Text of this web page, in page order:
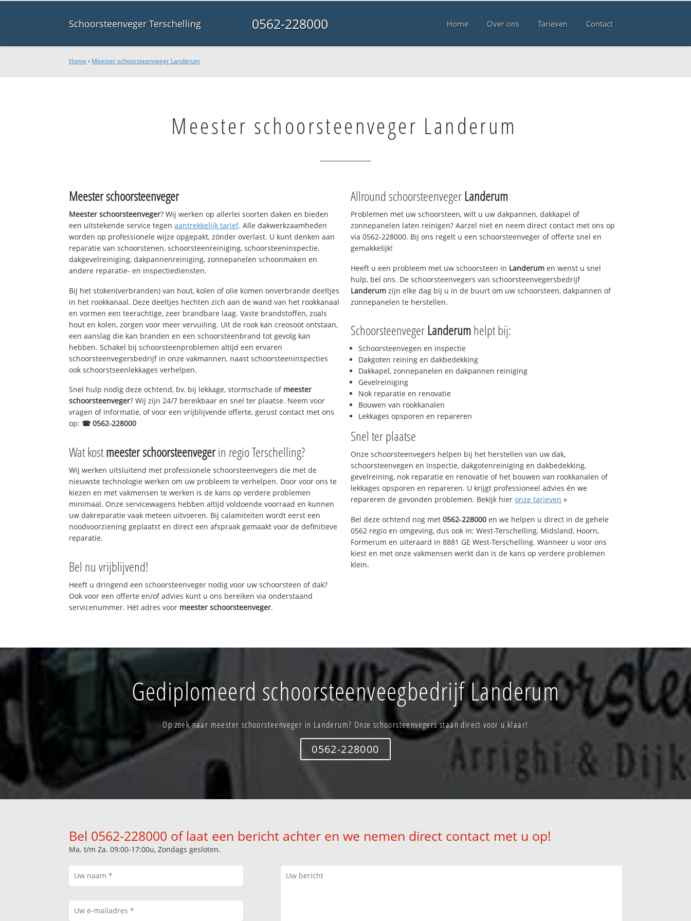
Schoorsteenveger Terschelling 0562-228000 Home Over ons Tarieven Contact
Home › Meester schoorsteenveger Landerum
Meester schoorsteenveger Landerum
Meester schoorsteenveger
Meester schoorsteenveger? Wij werken op allerlei soorten daken en bieden
een uitstekende service tegenaantrekkelijk tarief. Alle dakwerkzaamheden
worden op professionele wijze opgepakt, zónder overlast. U kunt denken aan
reparatie van schoorstenen, schoorsteenreiniging, schoorsteeninspectie,
dakgevelreiniging, dakpannenreiniging, zonnepanelen schoonmaken en
andere reparatie- en inspectiediensten.
Bij het stoken(verbranden) van hout, kolen of olie komen onverbrande deeltjes
in het rookkanaal. Deze deeltjes hechten zich aan de wand van het rookkanaal
en vormen een teerachtige, zeer brandbare laag. Vaste brandstoffen, zoals
hout en kolen, zorgen voor meer vervuiling. Uit de rook kan creosoot ontstaan,
een aanslag die kan branden en een schoorsteenbrand tot gevolg kan
hebben. Schakel bij schoorsteenproblemen altijd een ervaren
schoorsteenvegersbedrijf in onze vakmannen, naast schoorsteeninspecties
ook schoorstseenlekkages verhelpen.
Snel hulp nodig deze ochtend, bv. bij lekkage, stormschade of meester
schoorsteenveger? Wij zijn 24/7 bereikbaar en snel ter plaatse. Neem voor
vragen of informatie, of voor een vrijblijvende offerte, gerust contact met ons
op: ☎ 0562-228000
Wat kostmeester schoorsteenvegerin regio Terschelling?
Wij werken uitsluitend met professionele schoorsteenvegers die met de
nieuwste technologie werken om uw probleem te verhelpen. Door voor ons te
kiezen en met vakmensen te werken is de kans op verdere problemen
minimaal. Onze servicewagens hebben altijd voldoende voorraad en kunnen
uw dakreparatie vaak meteen uitvoeren. Bij calamiteiten wordt eerst een
noodvoorziening geplaatst en direct een afspraak gemaakt voor de definitieve
reparatie.
Bel nu vrijblijvend!
Heeft u dringend een schoorsteenveger nodig voor uw schoorsteen of dak?
Ook voor een offerte en/of advies kunt u ons bereiken via onderstaand
servicenummer. Hét adres voor meester schoorsteenveger.
Allround schoorsteenveger Landerum
Problemen met uw schoorsteen, wilt u uw dakpannen, dakkapel of
zonnepanelen laten reinigen? Aarzel niet en neem direct contact met ons op
via 0562-228000. Bij ons regelt u een schoorsteenveger of offerte snel en
gemakkelijk!
Heeft u een probleem met uw schoorsteen in Landerum en wenst u snel
hulp, bel ons. De schoorsteenvegers van schoorsteenvegersbedrijf
Landerum zijn elke dag bij u in de buurt om uw schoorsteen, dakpannen of
zonnepanelen te herstellen.
Schoorsteenveger Landerumhelpt bij:
Schoorsteenvegen en inspectie
Dakgoten reining en dakbedekking
Dakkapel, zonnepanelen en dakpannen reiniging
Gevelreiniging
Nok reparatie en renovatie
Bouwen van rookkanalen
Lekkages opsporen en repareren
Snel ter plaatse
Onze schoorsteenvegers helpen bij het herstellen van uw dak,
schoorsteenvegen en inspectie, dakgotenreiniging en dakbedekking,
gevelreining, nok reparatie en renovatie of het bouwen van rookkanalen of
lekkages opsporen en repareren. U krijgt professioneel advies én we
repareren de gevonden problemen. Bekijk hier onze tarieven »
Bel deze ochtend nog met 0562-228000 en we helpen u direct in de gehele
0562 regio en omgeving, dus ook in: West-Terschelling, Midsland, Hoorn,
Formerum en uiteraard in 8881 GE West-Terschelling. Wanneer u voor ons
kiest en met onze vakmensen werkt dan is de kans op verdere problemen
klein.
Gediplomeerd schoorsteenveegbedrijf Landerum
Op zoek naar meester schoorsteenveger in Landerum? Onze schoorsteenvegers staan direct voor u klaar!
0562-228000
Bel 0562-228000 of laat een bericht achter en we nemen direct contact met u op!
Ma. t/m Za. 09:00-17:00u, Zondags gesloten.